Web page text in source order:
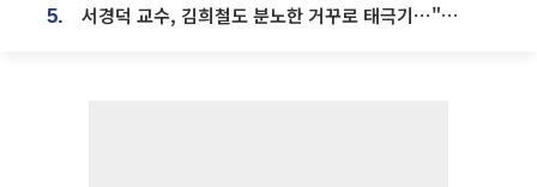
5. 서경덕 교수, 김희철도 분노한 거꾸로 태극기⋯"엉터리는 아냐, 아쉬울 뿐"